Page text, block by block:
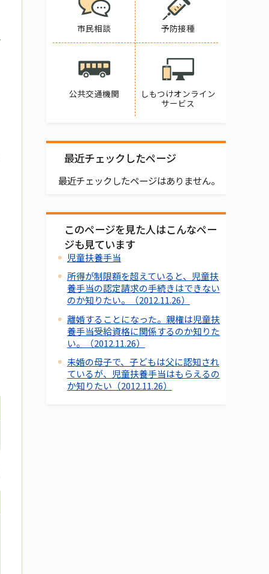
市民相談 予防接種
公共交通機関
しもつけオンライン
サービス
最近チェックしたページ
最近チェックしたページはありません。
このページを見た人はこんなペー
ジも見ています
児童扶養手当
所得が制限額を超えていると、児童扶
養手当の認定請求の手続きはできない
のか知りたい。（2012.11.26）
離婚することになった。親権は児童扶
養手当受給資格に関係するのか知りた
い。（2012.11.26）
未婚の母子で、子どもは父に認知され
ているが、児童扶養手当はもらえるの
か知りたい（2012.11.26）